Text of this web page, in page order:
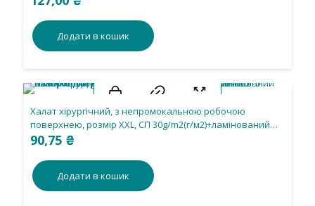
використання.
Додати в кошик
Халат хірургічний, з непромокальною робочою
поверхнею, розмір ХХL, СП 30g/m2(г/м2)+ламінований
спанбонд 45g/m2(г/м2), стерильний, одноразового
90,75 ₴
Додати в кошик